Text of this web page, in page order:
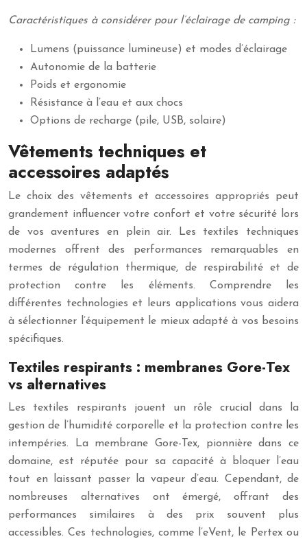
Caractéristiques à considérer pour l’éclairage de camping :
Lumens (puissance lumineuse) et modes d’éclairage
Autonomie de la batterie
Poids et ergonomie
Résistance à l’eau et aux chocs
Options de recharge (pile, USB, solaire)
Vêtements techniques et
accessoires adaptés
Le choix des vêtements et accessoires appropriés peut
grandement influencer votre confort et votre sécurité lors
de vos aventures en plein air. Les textiles techniques
modernes offrent des performances remarquables en
termes de régulation thermique, de respirabilité et de
protection contre les éléments. Comprendre les
différentes technologies et leurs applications vous aidera
à sélectionner l’équipement le mieux adapté à vos besoins
spécifiques.
Textiles respirants : membranes Gore-Tex
vs alternatives
Les textiles respirants jouent un rôle crucial dans la
gestion de l’humidité corporelle et la protection contre les
intempéries. La membrane Gore-Tex, pionnière dans ce
domaine, est réputée pour sa capacité à bloquer l’eau
tout en laissant passer la vapeur d’eau. Cependant, de
nombreuses alternatives ont émergé, offrant des
performances similaires à des prix souvent plus
accessibles. Ces technologies, comme l’eVent, le Pertex ou